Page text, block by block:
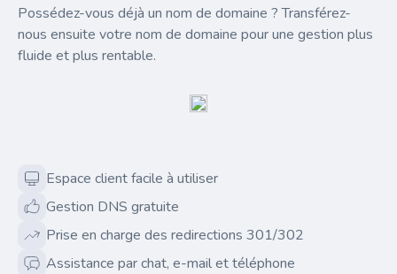
Possédez-vous déjà un nom de domaine ? Transférez-
nous ensuite votre nom de domaine pour une gestion plus
fluide et plus rentable.
Espace client facile à utiliser
Gestion DNS gratuite
Prise en charge des redirections 301/302
Assistance par chat, e-mail et téléphone